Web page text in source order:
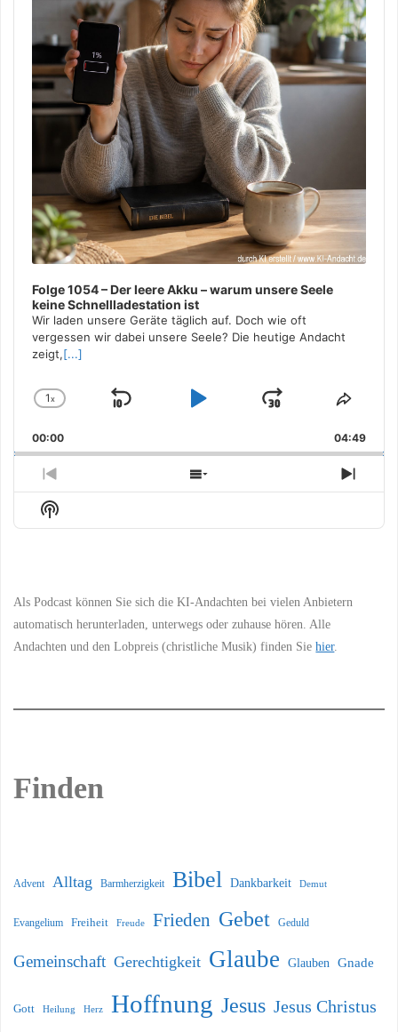
Folge 1054 – Der leere Akku – warum unsere Seele
keine Schnellladestation ist
Wir laden unsere Geräte täglich auf. Doch wie oft
vergessen wir dabei unsere Seele? Die heutige Andacht
zeigt,[...]
Change
Rate
1x
Skip
Play
Jump
Forward
Share
00:00 04:49
Previous
Episode
Show
Episodes
Next
Show
Podcast
Als Podcast können Sie sich die KI-Andachten bei vielen Anbietern
automatisch herunterladen, unterwegs oder zuhause hören. Alle
Andachten und den Lobpreis (christliche Musik) finden Siehier.
Finden
Advent Alltag Barmherzigkeit Bibel Dankbarkeit Demut
Evangelium Freiheit Freude Frieden Gebet Geduld
Gemeinschaft Gerechtigkeit Glaube Glauben Gnade
Gott Heilung Herz Hoffnung Jesus Jesus Christus